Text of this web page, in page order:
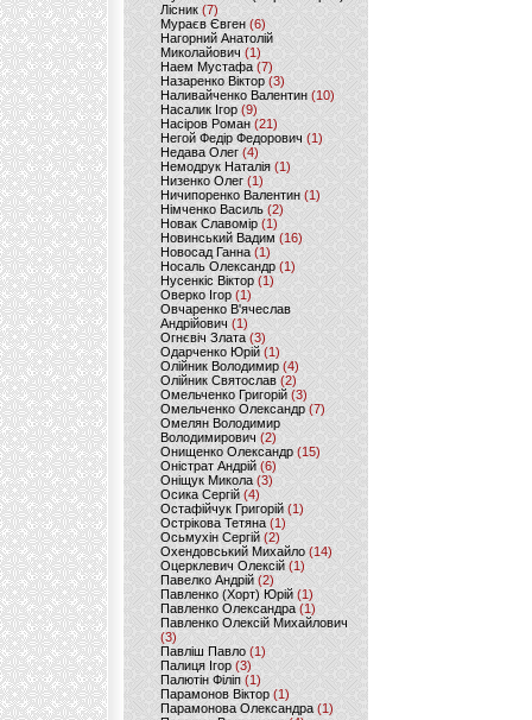
Лісник (7)
Мураєв Євген(6)
Нагорний Анатолій
Миколайович (1)
Наем Мустафа (7)
Назаренко Віктор (3)
Наливайченко Валентин (10)
Насалик Ігор(9)
Насіров Роман (21)
Негой Федір Федорович(1)
Недава Олег(4)
Немодрук Наталія(1)
Низенко Олег (1)
Ничипоренко Валентин (1)
Німченко Василь (2)
Новак Славомір (1)
Новинський Вадим (16)
Новосад Ганна (1)
Носаль Олександр (1)
Нусенкіс Віктор (1)
Оверко Ігор (1)
Овчаренко В'ячеслав
Андрійович(1)
Огнєвіч Злата (3)
Одарченко Юрій(1)
Олійник Володимир (4)
Олійник Святослав (2)
Омельченко Григорій (3)
Омельченко Олександр(7)
Омелян Володимир
Володимирович (2)
Онищенко Олександр (15)
Оністрат Андрій (6)
Оніщук Микола (3)
Осика Сергій(4)
Остафійчук Григорій(1)
Острікова Тетяна (1)
Осьмухін Сергій (2)
Охендовський Михайло (14)
Оцерклевич Олексій (1)
Павелко Андрій (2)
Павленко (Хорт) Юрій (1)
Павленко Олександра (1)
Павленко Олексій Михайлович
(3)
Павліш Павло(1)
Палиця Ігор (3)
Палютін Філіп(1)
Парамонов Віктор (1)
Парамонова Олександра(1)